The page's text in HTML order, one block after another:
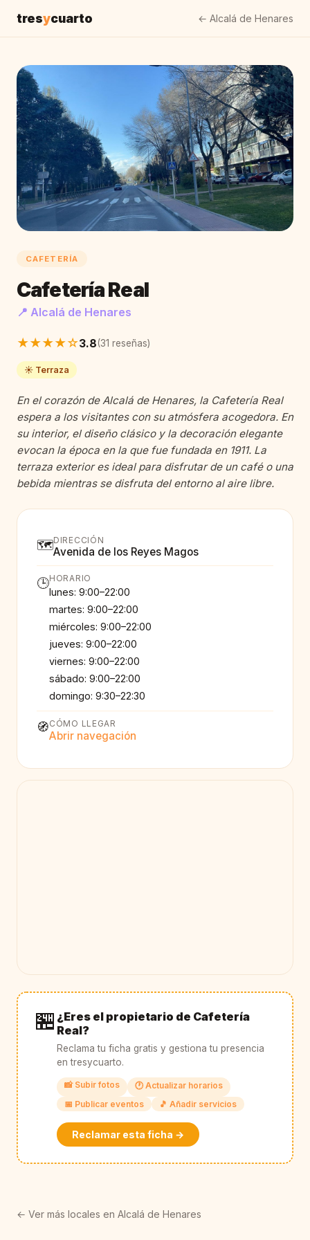
tresycuarto ← Alcalá de Henares
CAFETERÍA
Cafetería Real
📍 Alcalá de Henares
★★★★☆3.8(31 reseñas)
☀️ Terraza
En el corazón de Alcalá de Henares, la Cafetería Real
espera a los visitantes con su atmósfera acogedora. En
su interior, el diseño clásico y la decoración elegante
evocan la época en la que fue fundada en 1911. La
terraza exterior es ideal para disfrutar de un café o una
bebida mientras se disfruta del entorno al aire libre.
🗺️DIRECCIÓN
Avenida de los Reyes Magos
🕒HORARIO
lunes: 9:00–22:00
martes: 9:00–22:00
miércoles: 9:00–22:00
jueves: 9:00–22:00
viernes: 9:00–22:00
sábado: 9:00–22:00
domingo: 9:30–22:30
🧭CÓMO LLEGAR
Abrir navegación
🏪 ¿Eres el propietario de Cafetería
Real?
Reclama tu ficha gratis y gestiona tu presencia
en tresycuarto.
📸 Subir fotos
🕐 Actualizar horarios
📅 Publicar eventos
🎵 Añadir servicios
Reclamar esta ficha →
← Ver más locales en Alcalá de Henares